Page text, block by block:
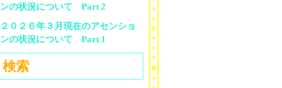
ンの状況について Part 2
２０２６年３月現在のアセンショ
ンの状況について Part 1
検索